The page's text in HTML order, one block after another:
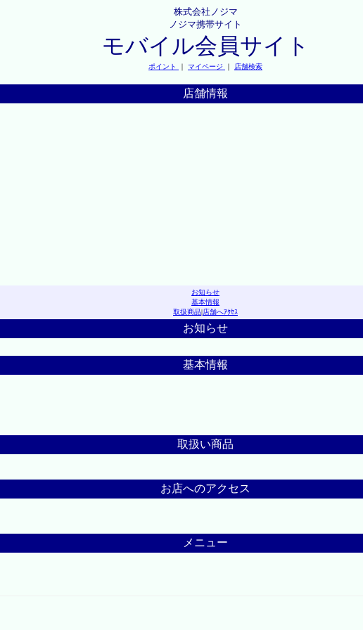
株式会社ノジマ
ノジマ携帯サイト
モバイル会員サイト
ポイント ｜ マイページ ｜ 店舗検索
店舗情報
お知らせ
基本情報
取扱商品|店舗へｱｸｾｽ
お知らせ
基本情報
取扱い商品
お店へのアクセス
メニュー